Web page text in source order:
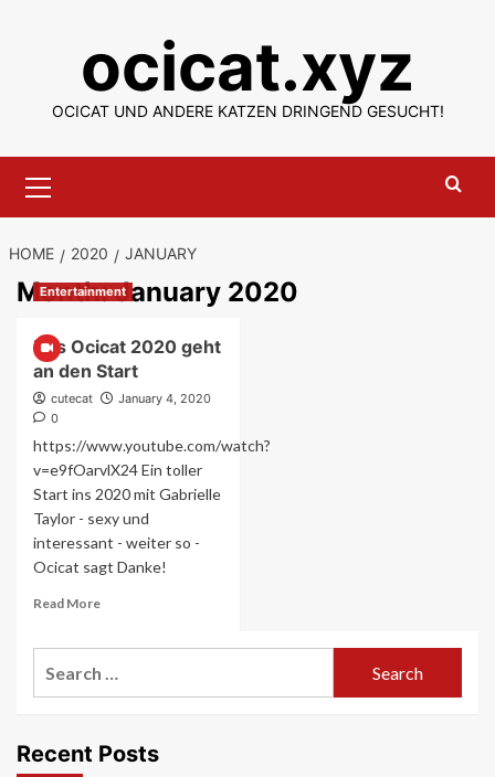
ocicat.xyz
OCICAT UND ANDERE KATZEN DRINGEND GESUCHT!
Menu
HOME 2020 JANUARY
Month:January 2020
Entertainment
Das Ocicat 2020 geht
an den Start
cutecat
January 4, 2020
0
https://www.youtube.com/watch?
v=e9fOarvlX24 Ein toller
Start ins 2020 mit Gabrielle
Taylor - sexy und
interessant - weiter so -
Ocicat sagt Danke!
Read MoreRead
Ocicat
an
den
Recent Posts